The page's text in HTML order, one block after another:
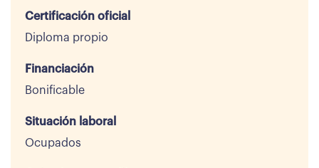
Certificación oficial
Diploma propio
Financiación
Bonificable
Situación laboral
Ocupados